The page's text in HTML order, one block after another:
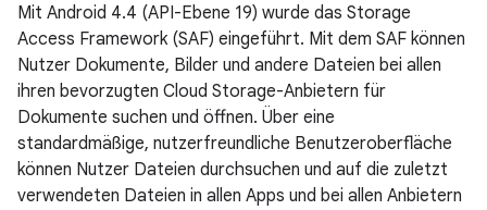
Mit Android 4.4 (API-Ebene 19) wurde das Storage
Access Framework (SAF) eingeführt. Mit dem SAF können
Nutzer Dokumente, Bilder und andere Dateien bei allen
ihren bevorzugten Cloud Storage-Anbietern für
Dokumente suchen und öffnen. Über eine
standardmäßige, nutzerfreundliche Benutzeroberfläche
können Nutzer Dateien durchsuchen und auf die zuletzt
verwendeten Dateien in allen Apps und bei allen Anbietern